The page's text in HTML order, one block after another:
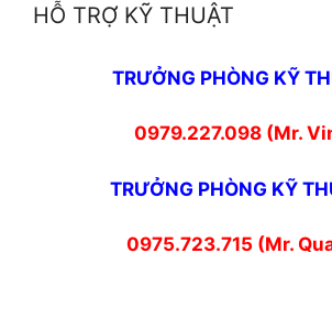
HỖ TRỢ KỸ THUẬT
TRƯỞNG PHÒNG KỸ
0979.227.098 (Mr.
TRƯỞNG PHÒNG KỸ
0975.723.715 (Mr.